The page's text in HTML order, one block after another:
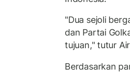
"Dua sejoli
dan Partai
tujuan," tutur
Berdasarkan